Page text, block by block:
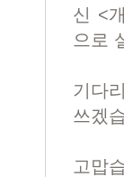
신 <
으로
기다
쓰겠
고맙